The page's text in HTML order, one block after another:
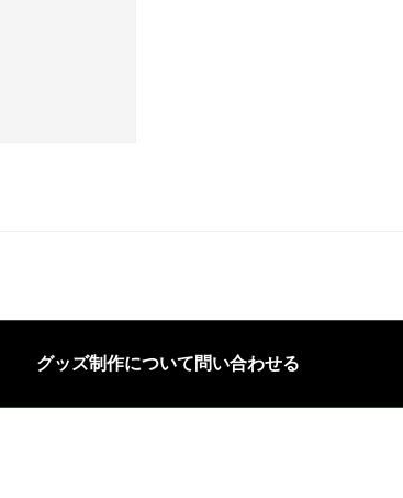
グッズ制作について問い合わせる